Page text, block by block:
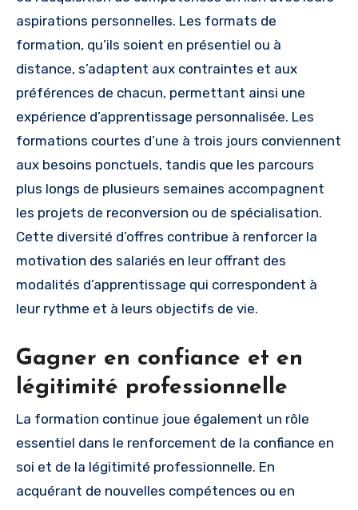
aspirations personnelles. Les formats de
formation, qu’ils soient en présentiel ou à
distance, s’adaptent aux contraintes et aux
préférences de chacun, permettant ainsi une
expérience d’apprentissage personnalisée. Les
formations courtes d’une à trois jours conviennent
aux besoins ponctuels, tandis que les parcours
plus longs de plusieurs semaines accompagnent
les projets de reconversion ou de spécialisation.
Cette diversité d’offres contribue à renforcer la
motivation des salariés en leur offrant des
modalités d’apprentissage qui correspondent à
leur rythme et à leurs objectifs de vie.
Gagner en confiance et en
légitimité professionnelle
La formation continue joue également un rôle
essentiel dans le renforcement de la confiance en
soi et de la légitimité professionnelle. En
acquérant de nouvelles compétences ou en